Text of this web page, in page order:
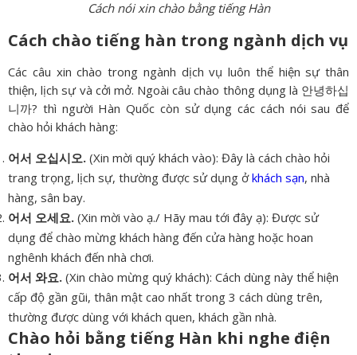
Cách nói xin chào bằng tiếng Hàn
Cách chào tiếng hàn trong ngành dịch vụ
Các câu xin chào trong ngành dịch vụ luôn thể hiện sự thân
thiện, lịch sự và cởi mở. Ngoài câu chào thông dụng là 안녕하십
니까? thì người Hàn Quốc còn sử dụng các cách nói sau để
chào hỏi khách hàng:
어서 오십시오. (Xin mời quý khách vào): Đây là cách chào hỏi
trang trọng, lịch sự, thường được sử dụng ởkhách sạn, nhà
hàng, sân bay.
어서 오세요. (Xin mời vào ạ./ Hãy mau tới đây ạ): Được sử
dụng để chào mừng khách hàng đến cửa hàng hoặc hoan
nghênh khách đến nhà chơi.
어서 와요. (Xin chào mừng quý khách): Cách dùng này thể hiện
cấp độ gần gũi, thân mật cao nhất trong 3 cách dùng trên,
thường được dùng với khách quen, khách gần nhà.
Chào hỏi bằng tiếng Hàn khi nghe điện